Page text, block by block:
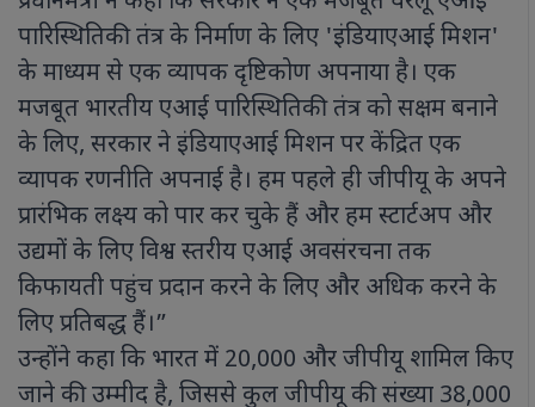
पारिस्थितिकी तंत्र के निर्माण के लिए 'इंडियाएआई मिशन'
के माध्यम से एक व्यापक दृष्टिकोण अपनाया है। एक
मजबूत भारतीय एआई पारिस्थितिकी तंत्र को सक्षम बनाने
के लिए, सरकार ने इंडियाएआई मिशन पर केंद्रित एक
व्यापक रणनीति अपनाई है। हम पहले ही जीपीयू के अपने
प्रारंभिक लक्ष्य को पार कर चुके हैं और हम स्टार्टअप और
उद्यमों के लिए विश्व स्तरीय एआई अवसंरचना तक
किफायती पहुंच प्रदान करने के लिए और अधिक करने के
लिए प्रतिबद्ध हैं।”
उन्होंने कहा कि भारत में 20,000 और जीपीयू शामिल किए
जाने की उम्मीद है, जिससे कुल जीपीयू की संख्या 38,000